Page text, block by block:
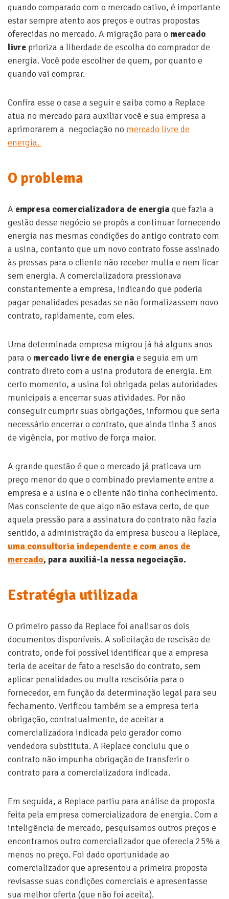
quando comparado com o mercado cativo, é importante
estar sempre atento aos preços e outras propostas
oferecidas no mercado. A migração para o mercado
livre prioriza a liberdade de escolha do comprador de
energia. Você pode escolher de quem, por quanto e
quando vai comprar.
Confira esse o case a seguir e saiba como a Replace
atua no mercado para auxiliar você e sua empresa a
aprimorarem a negociação no mercado livre de
energia.
O problema
A empresa comercializadora de energiaque fazia a
gestão desse negócio se propôs a continuar fornecendo
energia nas mesmas condições do antigo contrato com
a usina, contanto que um novo contrato fosse assinado
às pressas para o cliente não receber multa e nem ficar
sem energia. A comercializadora pressionava
constantemente a empresa, indicando que poderia
pagar penalidades pesadas se não formalizassem novo
contrato, rapidamente, com eles.
Uma determinada empresa migrou já há alguns anos
para o mercado livre de energiae seguia em um
contrato direto com a usina produtora de energia. Em
certo momento, a usina foi obrigada pelas autoridades
municipais a encerrar suas atividades. Por não
conseguir cumprir suas obrigações, informou que seria
necessário encerrar o contrato, que ainda tinha 3 anos
de vigência, por motivo de força maior.
A grande questão é que o mercado já praticava um
preço menor do que o combinado previamente entre a
empresa e a usina e o cliente não tinha conhecimento.
Mas consciente de que algo não estava certo, de que
aquela pressão para a assinatura do contrato não fazia
sentido, a administração da empresa buscou a Replace,
uma consultoria independente e com anos de
mercado, para auxiliá-la nessa negociação.
Estratégia utilizada
O primeiro passo da Replace foi analisar os dois
documentos disponíveis. A solicitação de rescisão de
contrato, onde foi possível identificar que a empresa
teria de aceitar de fato a rescisão do contrato, sem
aplicar penalidades ou multa rescisória para o
fornecedor, em função da determinação legal para seu
fechamento. Verificou também se a empresa teria
obrigação, contratualmente, de aceitar a
comercializadora indicada pelo gerador como
vendedora substituta. A Replace concluiu que o
contrato não impunha obrigação de transferir o
contrato para a comercializadora indicada.
Em seguida, a Replace partiu para análise da proposta
feita pela empresa comercializadora de energia. Com a
inteligência de mercado, pesquisamos outros preços e
encontramos outro comercializador que oferecia 25% a
menos no preço. Foi dado oportunidade ao
comercializador que apresentou a primeira proposta
revisasse suas condições comerciais e apresentasse
sua melhor oferta (que não foi aceita).